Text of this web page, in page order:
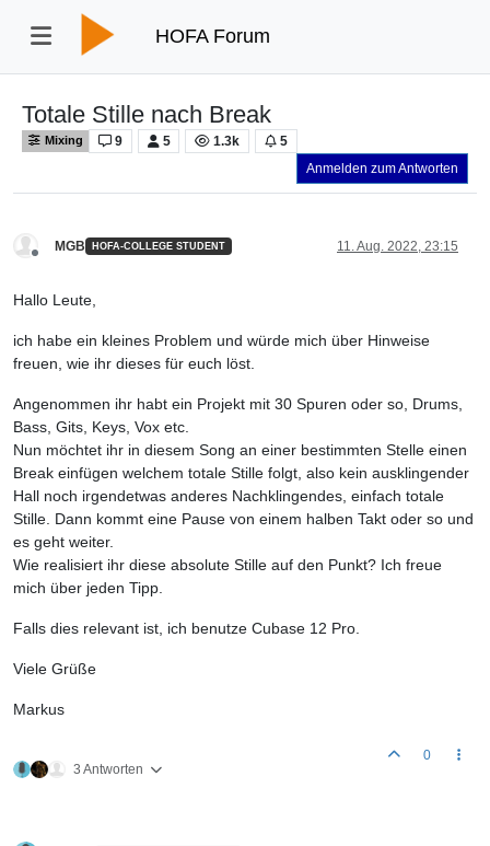
HOFA Forum
Totale Stille nach Break
Mixing 9 5 1.3k
5
Anmelden zum Antworten
MGB HOFA-COLLEGE STUDENT 11. Aug. 2022, 23:15
Hallo Leute,
ich habe ein kleines Problem und würde mich über Hinweise
freuen, wie ihr dieses für euch löst.
Angenommen ihr habt ein Projekt mit 30 Spuren oder so, Drums,
Bass, Gits, Keys, Vox etc.
Nun möchtet ihr in diesem Song an einer bestimmten Stelle einen
Break einfügen welchem totale Stille folgt, also kein ausklingender
Hall noch irgendetwas anderes Nachklingendes, einfach totale
Stille. Dann kommt eine Pause von einem halben Takt oder so und
es geht weiter.
Wie realisiert ihr diese absolute Stille auf den Punkt? Ich freue
mich über jeden Tipp.
Falls dies relevant ist, ich benutze Cubase 12 Pro.
Viele Grüße
Markus
3 Antworten
0